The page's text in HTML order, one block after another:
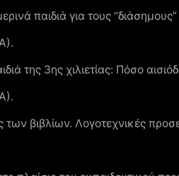
παιδιά για τους
της 3ης χιλιετίας: Πόσο
βιβλίων. Λογοτεχνικές